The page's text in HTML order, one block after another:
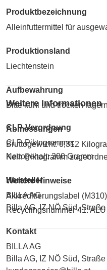
Produktbezeichnung
Alleinfuttermittel für
Produktionsland
Liechtenstein
Aufbewahrung
Bitte kühl und trocken
Abmessungen
Bruttogewicht: 0,312
Nettogehalt: 300 Gramm
Hersteller
BILLA AG
Billa AG, IZ NÖ Süd,
Kontakt
BILLA AG
Billa AG, IZ NÖ Süd,
Weitere Informationen
CLP-Verordnung
CLP-Piktogramme:
Kein Piktogramm
Weitere Hinweise
Akkreditierungslabel
Recyclingsnummer 41: